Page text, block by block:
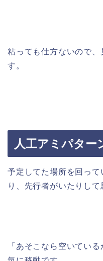
粘っても仕方ないので
す。
人工アミパター
予定してた場所を回っ
り、先行者がいたりして
「あそこなら空いてい